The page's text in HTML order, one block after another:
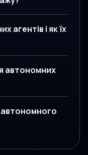
агентів і як їх
автономних